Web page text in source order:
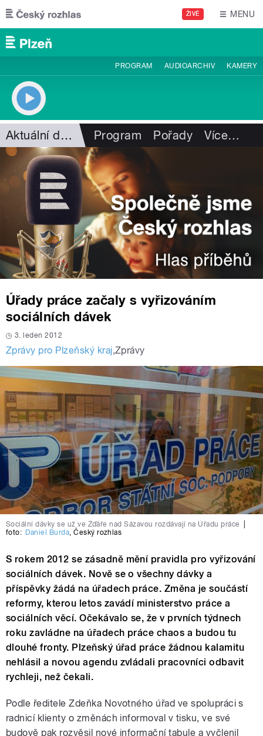
Přejít k hlavnímu obsahu
ŽIVĚ MENU
PROGRAM AUDIOARCHIV KAMERY
Aktuální dění Program Pořady Více…
Úřady práce začaly s vyřizováním
sociálních dávek
3. leden 2012
Zprávy pro Plzeňský kraj,Zprávy
Sociální dávky se už ve Žďáře nad Sázavou rozdávají na Úřadu práce
foto: Daniel Burda,Český rozhlas
S rokem 2012 se zásadně mění pravidla pro vyřizování
sociálních dávek. Nově se o všechny dávky a
příspěvky žádá na úřadech práce. Změna je součástí
reformy, kterou letos zavádí ministerstvo práce a
sociálních věcí. Očekávalo se, že v prvních týdnech
roku zavládne na úřadech práce chaos a budou tu
dlouhé fronty. Plzeňský úřad práce žádnou kalamitu
nehlásil a novou agendu zvládali pracovníci odbavit
rychleji, než čekali.
Podle ředitele Zdeňka Novotného úřad ve spolupráci s
radnicí klienty o změnách informoval v tisku, ve své
budově pak rozvěsil nové informační tabule a vyčlenil